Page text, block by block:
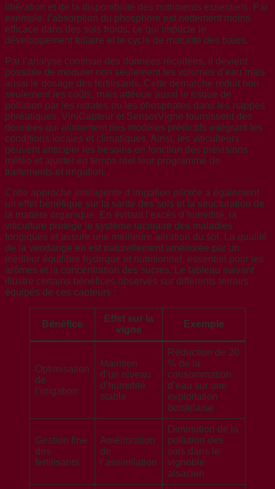
libération et de la disponibilité des nutriments essentiels. Par
exemple, l’absorption du phosphore est nettement moins
efficace dans des sols froids, ce qui impacte le
développement foliaire et le cycle de maturité des baies.
Par l’analyse continue des données récoltées, il devient
possible de moduler non seulement les volumes d’eau mais
aussi le dosage des fertilisants. Cette démarche réduit non
seulement les coûts, mais atténue aussi le risque de
pollution par les nitrates ou les phosphates dans les nappes
phréatiques. ViniCapteur et SensorVigne fournissent des
données qui alimentent des modèles prédictifs intégrant les
conditions locales et climatiques. Ainsi, les viticulteurs
peuvent anticiper les besoins en fonction des prévisions
météo et ajuster en temps réel leur programme de
traitements et irrigation.
Cette approche intelligente d’irrigation pilotée a également
un effet bénéfique sur la santé des sols et la structuration de
la matière organique. En évitant l’excès d’humidité, la
viticulture protège le système racinaire des maladies
fongiques et assure une meilleure aération du sol. La qualité
de la vendange en est naturellement améliorée par un
meilleur équilibre hydrique et nutritionnel, essentiel pour les
arômes et la concentration des sucres. Le tableau suivant
illustre certains bénéfices observés sur différents terroirs
équipés de ces capteurs :
Bénéfice
Effet sur la
vigne
Exemple
Optimisation
de
l’irrigation
Maintien
d’un niveau
d’humidité
stable
Réduction de 20
% de la
consommation
d’eau sur une
exploitation
bordelaise
Gestion fine
des
fertilisants
Amélioration
de
l’assimilation
Diminution de la
pollution des
sols dans le
vignoble
alsacien